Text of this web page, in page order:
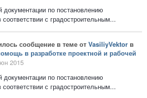
документации по постановлению
с градостроительным...
сообщение в теме от VasiliyVektor в
в разработке проектной и рабочей
2015
документации по постановлению
с градостроительным...